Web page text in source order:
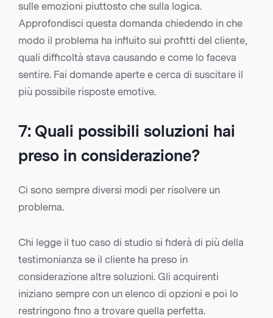
sulle emozioni piuttosto che sulla logica.
Approfondisci questa domanda chiedendo in che
modo il problema ha influito sui profitti del cliente,
quali difficoltà stava causando e come lo faceva
sentire. Fai domande aperte e cerca di suscitare il
più possibile risposte emotive.
7: Quali possibili soluzioni hai
preso in considerazione?
Ci sono sempre diversi modi per risolvere un
problema.
Chi legge il tuo caso di studio si fiderà di più della
testimonianza se il cliente ha preso in
considerazione altre soluzioni. Gli acquirenti
iniziano sempre con un elenco di opzioni e poi lo
restringono fino a trovare quella perfetta.